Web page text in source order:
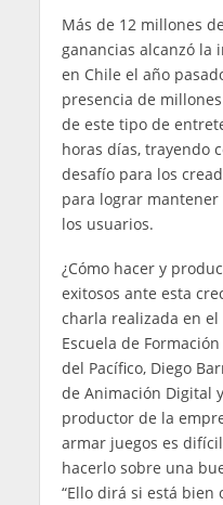
Más de 12 millones
ganancias alcanzó la
en Chile el año
presencia de
de este tipo de
horas días, trayendo
desafío para los
para lograr
los usuarios.
¿Cómo hacer y
exitosos ante esta
charla realizada en
Escuela de
del Pacífico, Diego
de Animación Digital
productor de la
armar juegos es
hacerlo sobre una
“Ello dirá si está bien